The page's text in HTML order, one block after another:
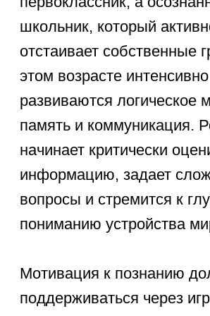
обогащает словарный запас.
Современный ребенок легко
осваивает новые технологии, поэтому
можно предложить ему базовые
основы видеомонтажа. Любой
ребенок оценит, если семья проявит
искренний интерес к его увлечениям.
Чем занять ребенка
летом 9 лет на улице
Задаваясь вопросом, чем занять
делайте ставку на спорт и командное
взаимодействие. Активный ребенок
должен много двигаться: кататься